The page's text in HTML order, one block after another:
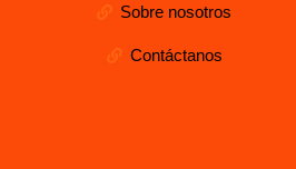
Sobre nosotros
Contáctanos